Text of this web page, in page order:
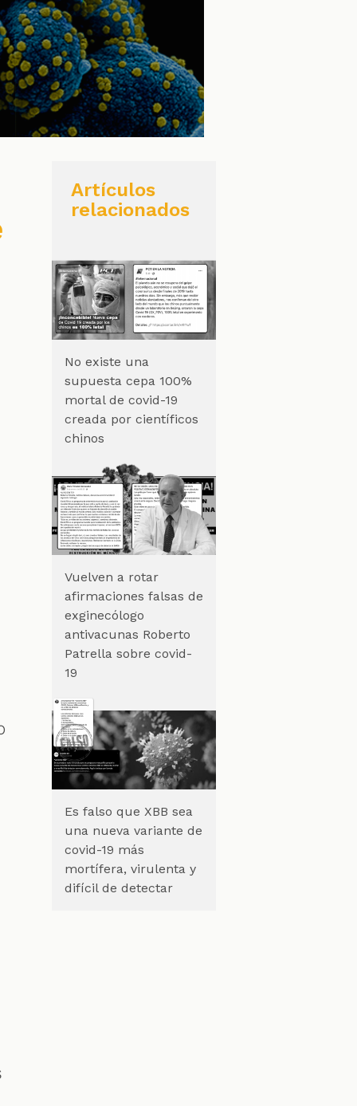
Artículos
relacionados
No existe una
supuesta cepa 100%
mortal de covid-19
creada por científicos
chinos
Vuelven a rotar
afirmaciones falsas de
exginecólogo
antivacunas Roberto
Patrella sobre covid-
19
Es falso que XBB sea
una nueva variante de
covid-19 más
mortífera, virulenta y
difícil de detectar